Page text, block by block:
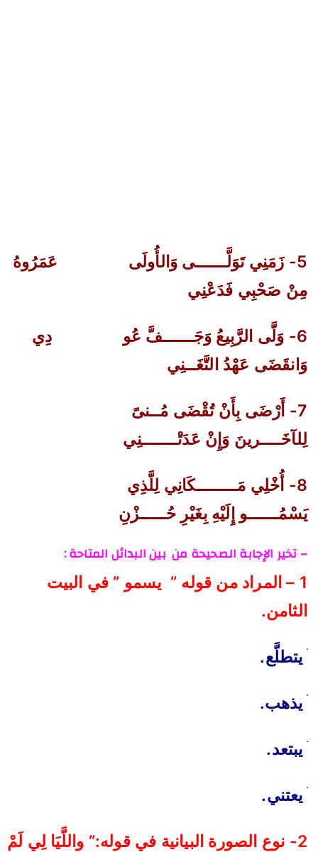
5- زَمَنِي تَوَلَّــــــى وَالأُولَى
عَمَرُوهُ
مِنْ صَحْبِي فَدَعْنِي
6- وَلَّى الرَّبِيعُ وَجَــــــفَّ عُو
دِي
وَانقَضَى عَهْدُ التَّغَــنِي
7- أَرْضَى بِأَنْ تُقْضَى مُــنىً
لِلآخَــــرينَ وَإِنْ عَدَتْـــــــنِي
8- أُخْلِي مَــــــــكَانِي لِلَّذِي
يَسْمُــــــو إِلَيْهِ بِغَيْرِ حُـــــزْنِ
– تخير الإجابة الصحيحة من بين البدائل المتاحة :
1 – المراد من قوله ” يسمو ” في البيت
الثامن.
ׄ يتطلَّع.
ׄ يذهب.
ׄ يبتعد.
ׄ يعتني.
2- نوع الصورة البيانية في قوله:” واللَّيَا لِي لَمْ